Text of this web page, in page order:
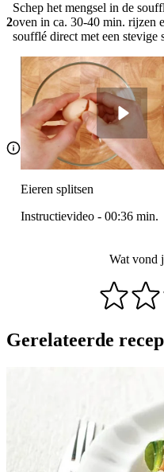
2
Schep het mengsel in de
oven in ca. 30-40 min. rijzen
soufflé direct met een stevige
Eieren splitsen
Instructievideo - 00:36 min.
Wat vond
Gerelateerde